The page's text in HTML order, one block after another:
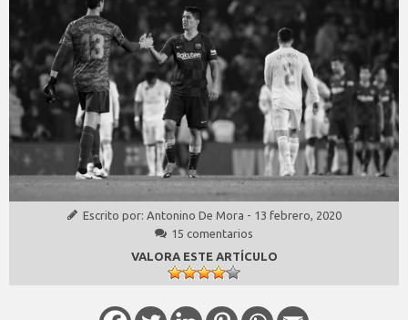
Escrito por: Antonino De Mora - 13 febrero, 2020
15 comentarios
VALORA ESTE ARTÍCULO